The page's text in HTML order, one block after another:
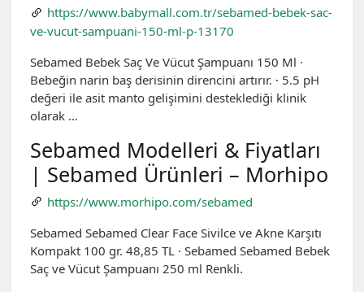
https://www.babymall.com.tr/sebamed-bebek-sac-
ve-vucut-sampuani-150-ml-p-13170
Sebamed Bebek Saç Ve Vücut Şampuanı 150 Ml ·
Bebeğin narin baş derisinin direncini artırır. · 5.5 pH
değeri ile asit manto gelişimini desteklediği klinik
olarak …
Sebamed Modelleri & Fiyatları
| Sebamed Ürünleri – Morhipo
https://www.morhipo.com/sebamed
Sebamed Sebamed Clear Face Sivilce ve Akne Karşıtı
Kompakt 100 gr. 48,85 TL · Sebamed Sebamed Bebek
Saç ve Vücut Şampuanı 250 ml Renkli.